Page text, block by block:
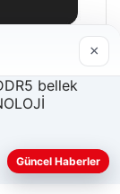
×
Güncel Haberler